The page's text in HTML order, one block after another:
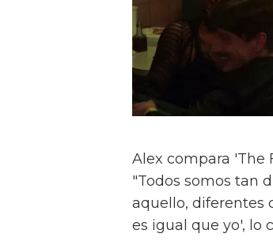
Alex compara 'The
"Todos somos tan
aquello, diferentes
es igual que yo', lo